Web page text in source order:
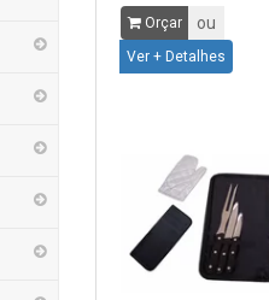
Orçar ou
Ver + Detalhes